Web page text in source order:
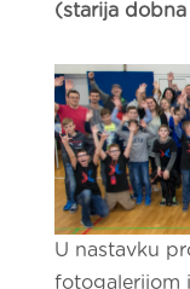
(starija
U nastavku
fotogalerijom